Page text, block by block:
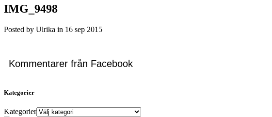
IMG_9498
Posted by Ulrika in 16 sep 2015
Kommentarer från Facebook
Kategorier
Kategorier